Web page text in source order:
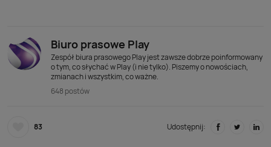
Biuro prasowe Play
Zespół biura prasowego Play jest zawsze dobrze poinformowany
o tym, co słychać w Play (i nie tylko). Piszemy o nowościach,
zmianach i wszystkim, co ważne.
648 postów
83 Udostępnij: